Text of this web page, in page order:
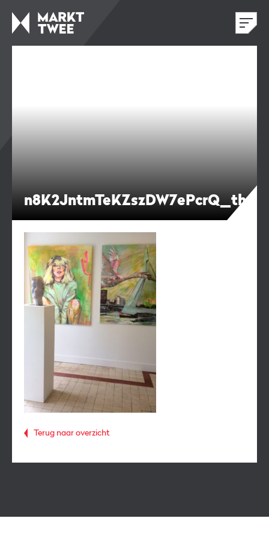
Terug naar overzicht